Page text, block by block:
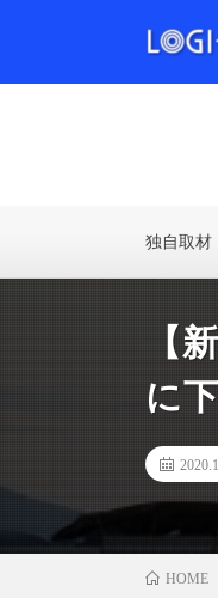
独自取材
【
に
HOME